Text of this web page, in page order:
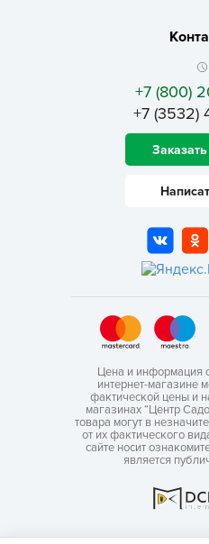
+7 (800)
+7 (3532)
Цена и информация
интернет-магазине
фактической цены и
магазинах “Центр
товара могут в
от их фактического
сайте носит
является